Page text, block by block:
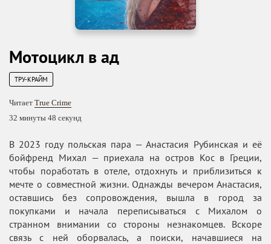
Мотоцикл в ад
ТРУ-КРАЙМ
Читает True Crime
32 минуты 48 секунд
В 2023 году польская пара — Анастасия Рубинская и её
бойфренд Михал — приехала на остров Кос в Греции,
чтобы поработать в отеле, отдохнуть и приблизиться к
мечте о совместной жизни. Однажды вечером Анастасия,
оставшись без сопровождения, вышла в город за
покупками и начала переписываться с Михалом о
странном внимании со стороны незнакомцев. Вскоре
связь с ней оборвалась, а поиски, начавшиеся на